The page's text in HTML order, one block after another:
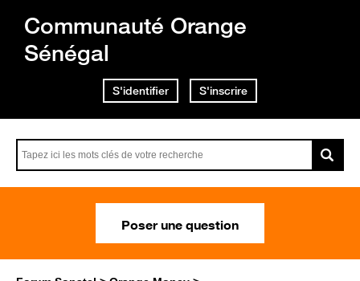
Communauté Orange
Sénégal
S'identifier S'inscrire
Poser une question